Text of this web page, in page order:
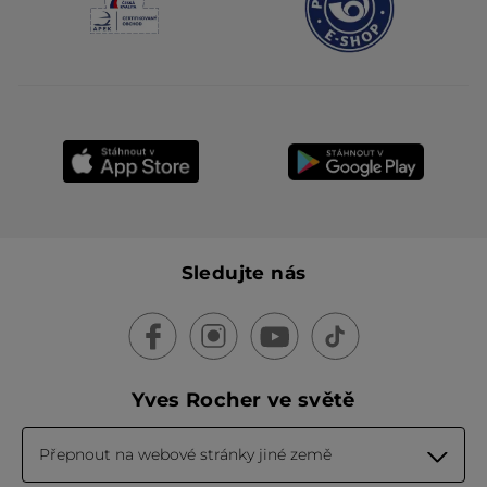
Sledujte nás
Yves Rocher ve světě
Přepnout na webové stránky jiné země